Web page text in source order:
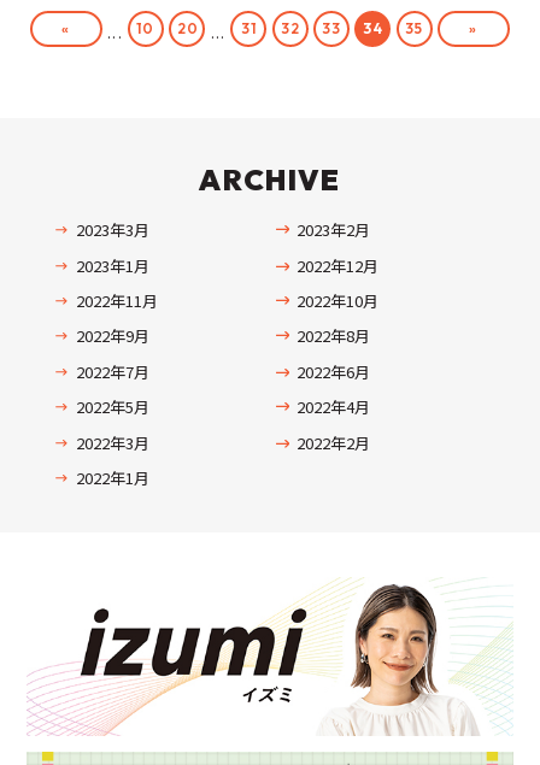
« ... 10 20 ... 31 32 33 34 35 »
ARCHIVE
2023年3月
2023年2月
2023年1月
2022年12月
2022年11月
2022年10月
2022年9月
2022年8月
2022年7月
2022年6月
2022年5月
2022年4月
2022年3月
2022年2月
2022年1月